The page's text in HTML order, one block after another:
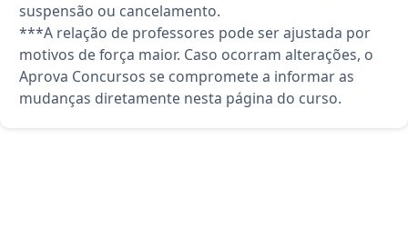
suspensão ou cancelamento.
***A relação de professores pode ser ajustada por
motivos de força maior. Caso ocorram alterações, o
Aprova Concursos se compromete a informar as
mudanças diretamente nesta página do curso.